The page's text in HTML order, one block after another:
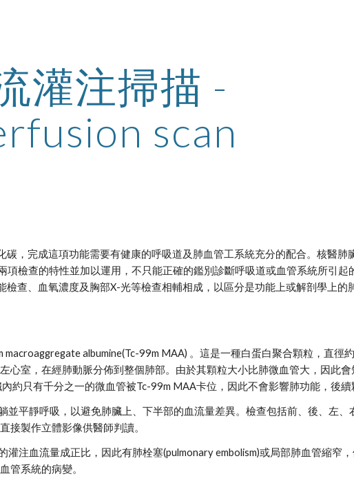
灌注掃描 -
scan
碳，完成這項功能需要有健康的呼吸道及肺血管工系統充分的配合。核醫肺
項檢查的特性並加以運用，不只能正確的鑑別診斷呼吸道或血管系統所引起
檢查、血氧濃度及胸部X-光等檢查相輔相成，以區分是功能上或解剖學上的
macroaggregate albumine(Tc-99m MAA) 。這是一種白蛋白聚合顆粒，直徑
心室，在經肺動脈分佈到整個肺部。由於其顆粒大小比肺微血管大，因此
約只有千分之一的微血管被Tc-99m MAA卡位，因此不會影響肺功能，後續
並平靜呼吸，以避免肺臟上、下半部的血流量差異。檢查包括前、後、左、
接製作立體影像供醫師判讀。
灌注血流量成正比，因此有肺栓塞(pulmonary embolism)或局部肺血管縮窄
管系統的病變。